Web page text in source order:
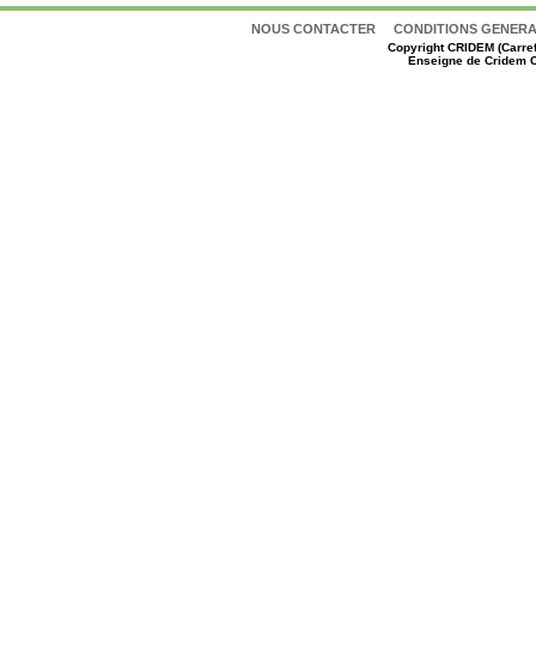
NOUS CONTACTER CONDITIONS
CopyrightCRIDEM
Enseigne de Cridem